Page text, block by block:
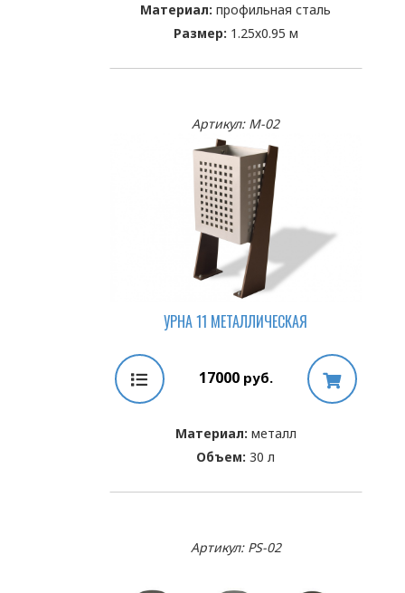
Материал: профильная сталь
Размер: 1.25х0.95 м
Артикул: М-02
УРНА 11 МЕТАЛЛИЧЕСКАЯ
17000руб.
Материал: металл
Объем: 30 л
Артикул: PS-02